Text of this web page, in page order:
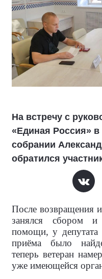
На встречу с
«Единая Россия»
собрании
обратился
После возвращения
занялся сбором и
помощи, у депутата
приёма было
теперь ветеран
уже имеющейся